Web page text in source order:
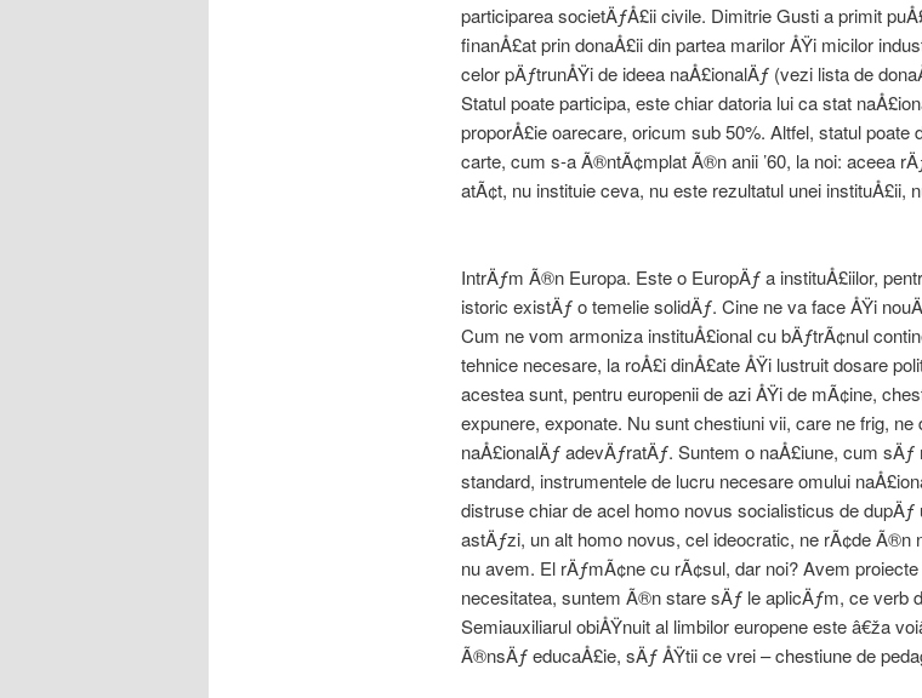
participarea societÄƒÅ£ii civile. Dimitrie Gusti a primit
finanÅ£at prin donaÅ£ii din partea marilor ÅŸi micilor
celor pÄƒtrunÅŸi de ideea naÅ£ionalÄƒ (vezi lista de
Statul poate participa, este chiar datoria lui ca stat
proporÅ£ie oarecare, oricum sub 50%. Altfel, statul poate
carte, cum s-a Ã®ntÃ¢mplat Ã®n anii ’60, la noi: aceea
atÃ¢t, nu instituie ceva, nu este rezultatul unei instituÅ£ii,
IntrÄƒm Ã®n Europa. Este o EuropÄƒ a instituÅ£iilor,
istoric existÄƒ o temelie solidÄƒ. Cine ne va face ÅŸi
Cum ne vom armoniza instituÅ£ional cu bÄƒtrÃ¢nul
tehnice necesare, la roÅ£i dinÅ£ate ÅŸi lustruit dosare
acestea sunt, pentru europenii de azi ÅŸi de mÃ¢ine,
expunere, exponate. Nu sunt chestiuni vii, care ne frig,
naÅ£ionalÄƒ adevÄƒratÄƒ. Suntem o naÅ£iune, cum
standard, instrumentele de lucru necesare omului
distruse chiar de acel homo novus socialisticus de
astÄƒzi, un alt homo novus, cel ideocratic, ne rÃ¢de Ã®n
nu avem. El rÄƒmÃ¢ne cu rÃ¢sul, dar noi? Avem
necesitatea, suntem Ã®n stare sÄƒ le aplicÄƒm, ce verb
Semiauxiliarul obiÅŸnuit al limbilor europene este â€ža
Ã®nsÄƒ educaÅ£ie, sÄƒ ÅŸtii ce vrei – chestiune de